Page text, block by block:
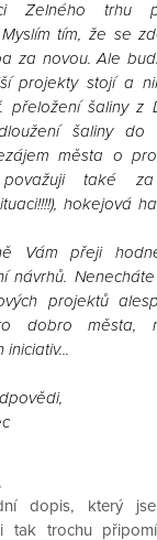
Zelného trhu
tím, že se
za novou. Ale
projekty stojí a
přeložení šaliny z
šaliny do
města o
považuji také
hokejová
Vám přeji
návrhů.
projektů
dobro města,
dopis, který
tak trochu